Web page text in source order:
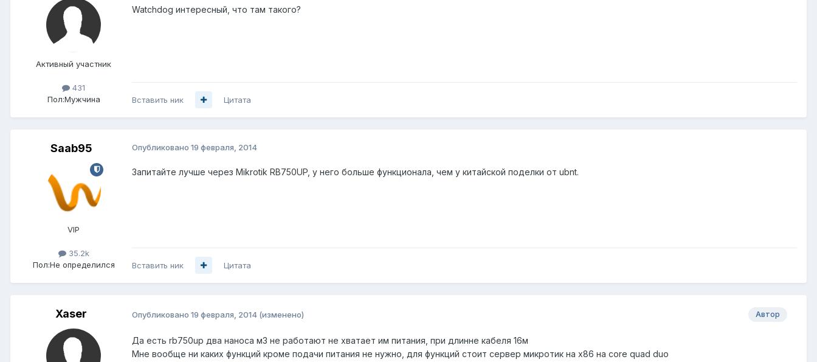
Активный участник
431
Пол:Мужчина
Watchdog интересный, что там такого?
Вставить ник Цитата
Saab95
VIP
35.2k
Пол:Не определился
Опубликовано 19 февраля, 2014
Запитайте лучше через Mikrotik RB750UP, у него больше функционала, чем у китайской поделки от ubnt.
Вставить ник Цитата
Xaser Автор
Опубликовано 19 февраля, 2014 (изменено)
Да есть rb750up два наноса м3 не работают не хватает им питания, при длинне кабеля 16м
Мне вообще ни каких функций кроме подачи питания не нужно, для функций стоит сервер микротик на x86 на core quad duo